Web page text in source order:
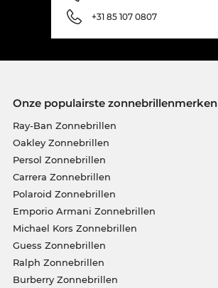
+31 85 107 0807
Onze populairste zonnebrillenmerken
Ray-Ban Zonnebrillen
Oakley Zonnebrillen
Persol Zonnebrillen
Carrera Zonnebrillen
Polaroid Zonnebrillen
Emporio Armani Zonnebrillen
Michael Kors Zonnebrillen
Guess Zonnebrillen
Ralph Zonnebrillen
Burberry Zonnebrillen